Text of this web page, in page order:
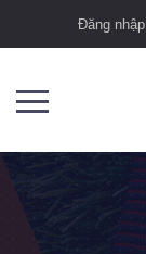
Đăng nhập